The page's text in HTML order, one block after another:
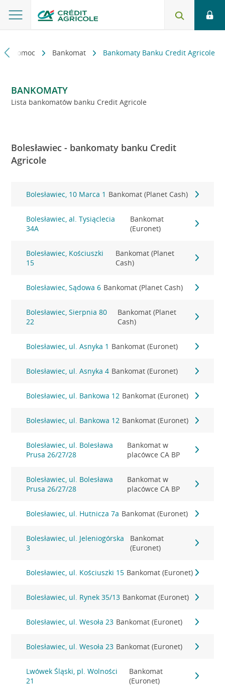
i pomoc Bankomat Bankomaty Banku Credit Agricole
BANKOMATY
Lista bankomatów banku Credit Agricole
Bolesławiec - bankomaty banku Credit
Agricole
Bolesławiec, 10 Marca 1 Bankomat (Planet Cash)
Bolesławiec, al. Tysiąclecia
34A
Bankomat
(Euronet)
Bolesławiec, Kościuszki
15
Bankomat (Planet
Cash)
Bolesławiec, Sądowa 6 Bankomat (Planet Cash)
Bolesławiec, Sierpnia 80
22
Bankomat (Planet
Cash)
Bolesławiec, ul. Asnyka 1 Bankomat (Euronet)
Bolesławiec, ul. Asnyka 4 Bankomat (Euronet)
Bolesławiec, ul. Bankowa 12 Bankomat (Euronet)
Bolesławiec, ul. Bankowa 12 Bankomat (Euronet)
Bolesławiec, ul. Bolesława
Prusa 26/27/28
Bankomat w
placówce CA BP
Bolesławiec, ul. Bolesława
Prusa 26/27/28
Bankomat w
placówce CA BP
Bolesławiec, ul. Hutnicza 7a Bankomat (Euronet)
Bolesławiec, ul. Jeleniogórska
3
Bankomat
(Euronet)
Bolesławiec, ul. Kościuszki 15 Bankomat (Euronet)
Bolesławiec, ul. Rynek 35/13 Bankomat (Euronet)
Bolesławiec, ul. Wesoła 23 Bankomat (Euronet)
Bolesławiec, ul. Wesoła 23 Bankomat (Euronet)
Lwówek Śląski, pl. Wolności
21
Bankomat
(Euronet)